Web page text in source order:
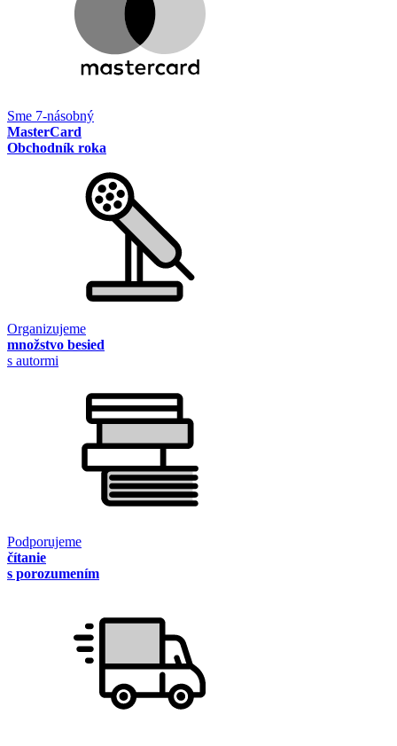
Sme 7-násobný
MasterCard
Obchodník roka
Organizujeme
množstvo besied
s autormi
Podporujeme
čítanie
s porozumením